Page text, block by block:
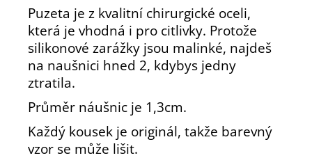
Puzeta je z kvalitní chirurgické oceli,
která je vhodná i pro citlivky. Protože
silikonové zarážky jsou malinké, najdeš
na naušnici hned 2, kdybys jedny
ztratila.
Průměr náušnic je 1 ,3cm.
Každý kousek je originál, takže barevný
vzor se může lišit.